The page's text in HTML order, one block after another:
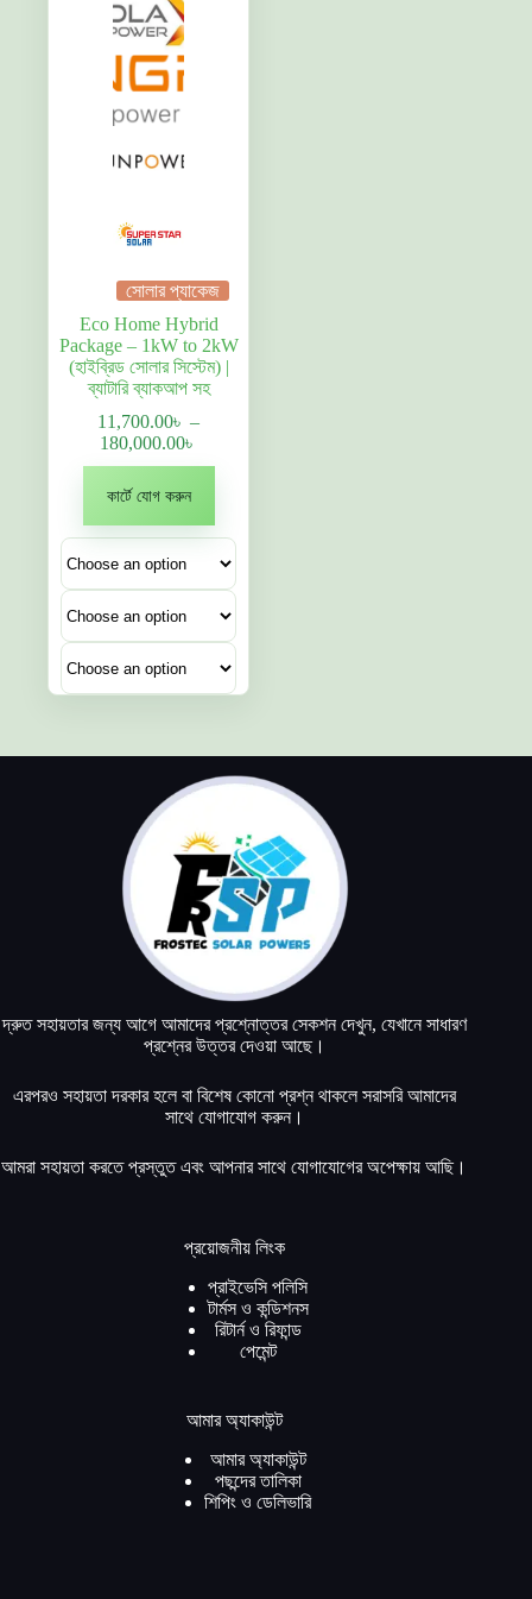
সোলার প্যাকেজ
Eco Home Hybrid
Package – 1kW to 2kW
(হাইব্রিড সোলার সিস্টেম) |
ব্যাটারি ব্যাকআপ সহ
11,700.00৳ –
180,000.00৳
range:
180,000.00৳
কার্টে যোগ করুন
product
multiple
variants.
may
be
chosen
on
page
দ্রুত সহায়তার জন্য আগে আমাদের প্রশ্নোত্তর সেকশন দেখুন, যেখানে সাধারণ
প্রশ্নের উত্তর দেওয়া আছে।
এরপরও সহায়তা দরকার হলে বা বিশেষ কোনো প্রশ্ন থাকলে সরাসরি আমাদের
সাথে যোগাযোগ করুন।
আমরা সহায়তা করতে প্রস্তুত এবং আপনার সাথে যোগাযোগের অপেক্ষায় আছি।
প্রয়োজনীয় লিংক
প্রাইভেসি পলিসি
টার্মস ও কন্ডিশনস
রিটার্ন ও রিফান্ড
পেমেন্ট
আমার অ্যাকাউন্ট
আমার অ্যাকাউন্ট
পছন্দের তালিকা
শিপিং ও ডেলিভারি